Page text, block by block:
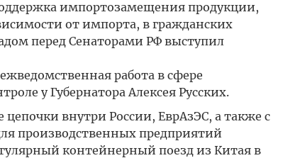
импортозамещения продукции,
от импорта, в гражданских
перед Сенаторами РФ выступил
работа в сфере
у Губернатора Алексея Русских.
внутри России, ЕврАзЭС, а также с
производственных предприятий
контейнерный поезд из Китая в